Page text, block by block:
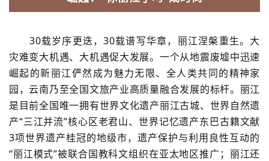
30载岁序更迭，30载谱写华章，丽江涅槃重生。大
灾难变大机遇、大机遇促大发展。一个从地震废墟中迅速
崛起的新丽江俨然成为魅力无限、全人类共同的精神家
园，云南乃至全国文旅产业高质量融合发展的标杆。丽江
是目前全国唯一拥有世界文化遗产丽江古城、世界自然遗
产“三江并流”核心区老君山、世界记忆遗产东巴古籍文献
3项世界遗产桂冠的地级市，遗产保护与利用良性互动的
“丽江模式”被联合国教科文组织在亚太地区推广；丽江还